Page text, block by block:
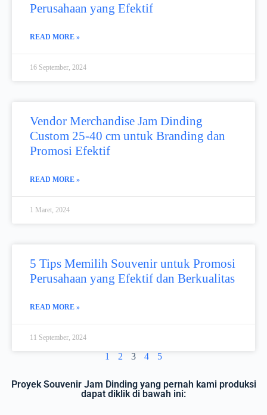
Perusahaan yang Efektif
READ MORE »
16 September, 2024
Vendor Merchandise Jam Dinding
Custom 25-40 cm untuk Branding dan
Promosi Efektif
READ MORE »
1 Maret, 2024
5 Tips Memilih Souvenir untuk Promosi
Perusahaan yang Efektif dan Berkualitas
READ MORE »
11 September, 2024
1 2 3 4 5
Proyek Souvenir Jam Dinding yang pernah kami produksi
dapat diklik di bawah ini: